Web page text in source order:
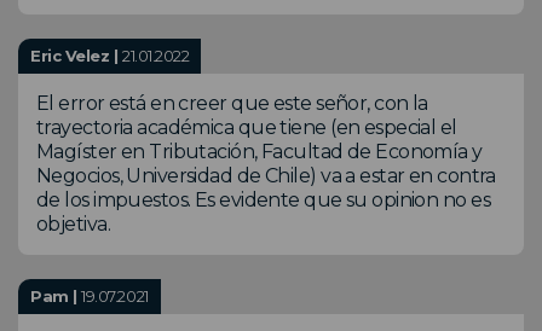
Eric Velez |21.01.2022
El error está en creer que este señor, con la
trayectoria académica que tiene (en especial el
Magíster en Tributación, Facultad de Economía y
Negocios, Universidad de Chile) va a estar en contra
de los impuestos. Es evidente que su opinion no es
objetiva.
Pam |19.07.2021